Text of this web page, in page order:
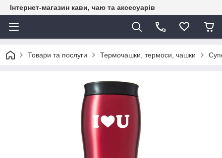
Інтернет-магазин кави, чаю та аксесуарів
Товари та послуги Термочашки, термоси, чашки